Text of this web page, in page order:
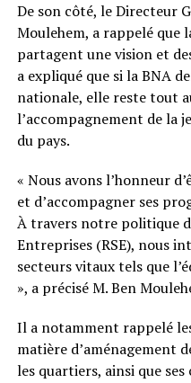
De son côté, le Directeur
Moulehem, a rappelé que
partagent une vision et
a expliqué que si la BNA
nationale, elle reste tout
l’accompagnement de la
du pays.
« Nous avons l’honneur
et d’accompagner ses
À travers notre politique
Entreprises (RSE), nous
secteurs vitaux tels que
», a précisé M. Ben
Il a notamment rappelé
matière d’aménagement
les quartiers, ainsi que